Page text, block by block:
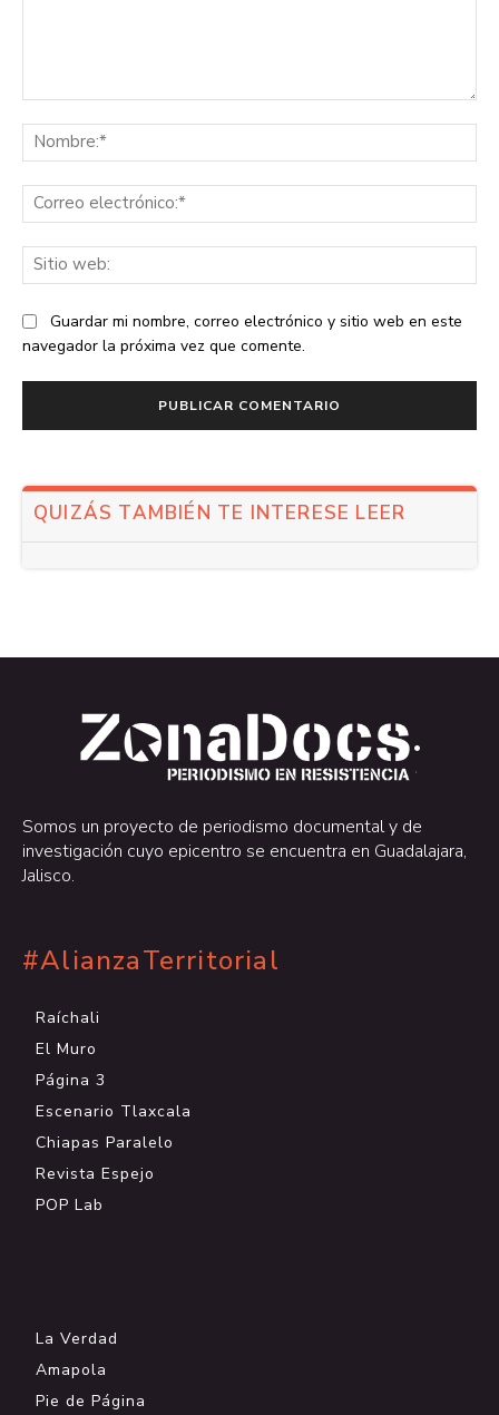
Guardar mi nombre, correo electrónico y sitio web en este
navegador la próxima vez que comente.
QUIZÁS TAMBIÉN TE INTERESE LEER
.
.
Somos un proyecto de periodismo documental y de
investigación cuyo epicentro se encuentra en Guadalajara,
Jalisco.
#AlianzaTerritorial
Raíchali
El Muro
Página 3
Escenario Tlaxcala
Chiapas Paralelo
Revista Espejo
POP Lab
La Verdad
Amapola
Pie de Página